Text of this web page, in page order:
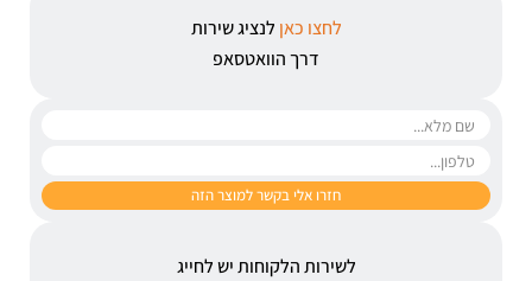
לחצו כאן לנציג שירות
דרך הוואטסאפ
לשירות הלקוחות יש לחייג